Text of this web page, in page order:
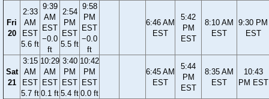
Fri
20
2:33
AM
EST
5.6 ft
9:39
AM
EST
−0.0
ft
2:54
PM
EST
5.5 ft
9:58
PM
EST
−0.0
ft
6:46 AM
EST
5:42
PM
EST
8:10 AM
EST
9:30 PM
EST
Sat
21
3:15
AM
EST
5.7 ft
10:29
AM
EST
0.1 ft
3:40
PM
EST
5.4 ft
10:42
PM
EST
0.0 ft
6:45 AM
EST
5:44
PM
EST
8:35 AM
EST
10:43
PM EST